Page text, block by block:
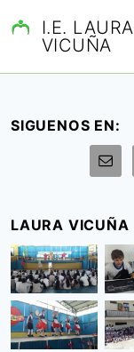
t
I.E. LAURA
VICUÑA
SIGUENOS EN:
LAURA VICUÑA